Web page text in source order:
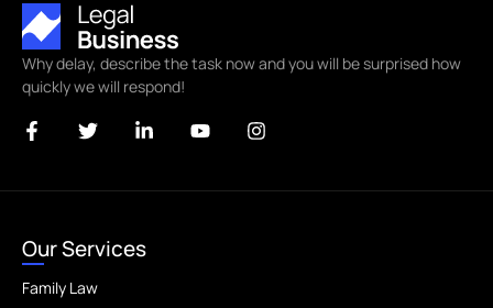
Why delay, describe the task now and you will be surprised how
quickly we will respond!
Our Services
Family Law